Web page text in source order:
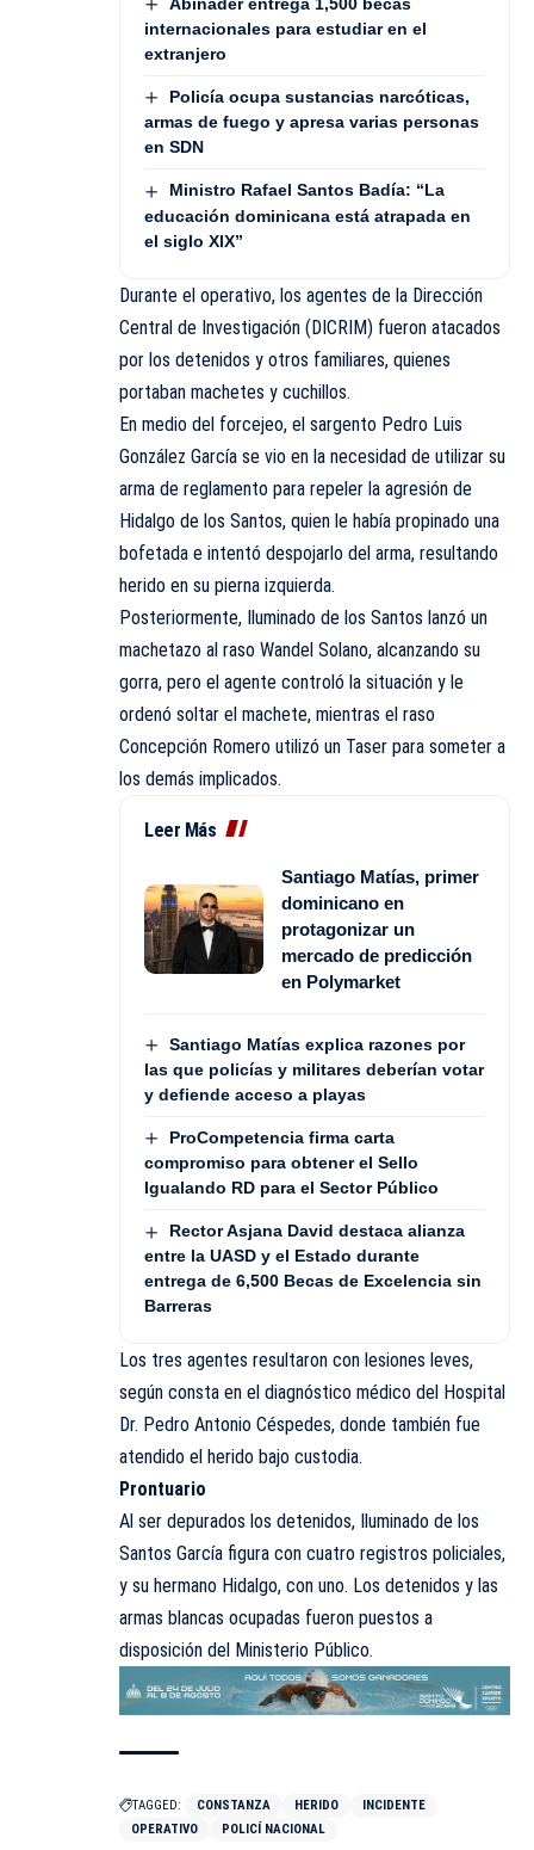
internacionales para estudiar en el
extranjero
Policía ocupa sustancias narcóticas,
armas de fuego y apresa varias personas
en SDN
Ministro Rafael Santos Badía: “La
educación dominicana está atrapada en
el siglo XIX”
Durante el operativo, los agentes de la Dirección
Central de Investigación (DICRIM) fueron atacados
por los detenidos y otros familiares, quienes
portaban machetes y cuchillos.
En medio del forcejeo, el sargento Pedro Luis
González García se vio en la necesidad de utilizar su
arma de reglamento para repeler la agresión de
Hidalgo de los Santos, quien le había propinado una
bofetada e intentó despojarlo del arma, resultando
herido en su pierna izquierda.
Posteriormente, Iluminado de los Santos lanzó un
machetazo al raso Wandel Solano, alcanzando su
gorra, pero el agente controló la situación y le
ordenó soltar el machete, mientras el raso
Concepción Romero utilizó un Taser para someter a
los demás implicados.
Leer Más
Santiago Matías, primer
dominicano en
protagonizar un
mercado de predicción
en Polymarket
Santiago Matías explica razones por
las que policías y militares deberían votar
y defiende acceso a playas
ProCompetencia firma carta
compromiso para obtener el Sello
Igualando RD para el Sector Público
Rector Asjana David destaca alianza
entre la UASD y el Estado durante
entrega de 6,500 Becas de Excelencia sin
Barreras
Los tres agentes resultaron con lesiones leves,
según consta en el diagnóstico médico del Hospital
Dr. Pedro Antonio Céspedes, donde también fue
atendido el herido bajo custodia.
Prontuario
Al ser depurados los detenidos, Iluminado de los
Santos García figura con cuatro registros policiales,
y su hermano Hidalgo, con uno. Los detenidos y las
armas blancas ocupadas fueron puestos a
disposición del Ministerio Público.
TAGGED: CONSTANZA HERIDO
INCIDENTE
OPERATIVO
POLICÍ NACIONAL